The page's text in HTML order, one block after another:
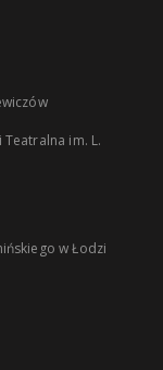
Teatralna im. L.
w Łodzi